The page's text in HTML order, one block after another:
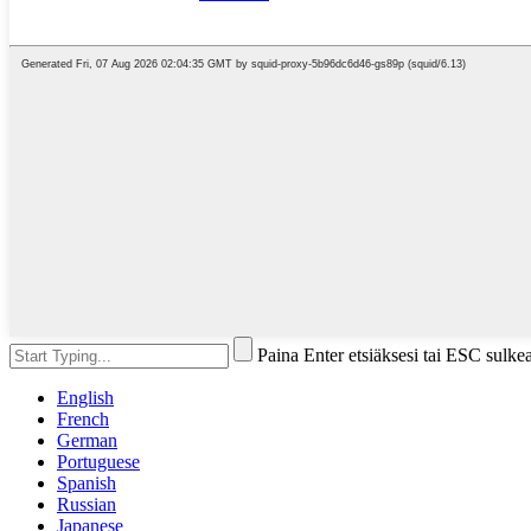
Paina Enter etsiäksesi tai ESC
English
French
German
Portuguese
Spanish
Russian
Japanese